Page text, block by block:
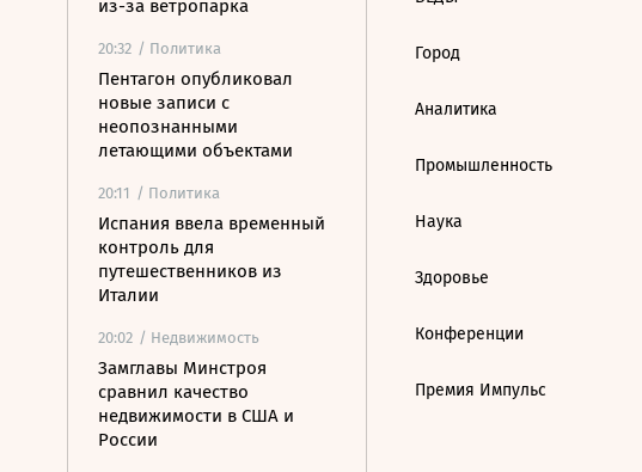
из-за ветропарка
20:32 / Политика
Пентагон опубликовал
новые записи с
неопознанными
летающими объектами
20:11 / Политика
Испания ввела временный
контроль для
путешественников из
Италии
20:02 / Недвижимость
Замглавы Минстроя
сравнил качество
недвижимости в США и
России
Город
Аналитика
Промышленность
Наука
Здоровье
Конференции
Премия Импульс